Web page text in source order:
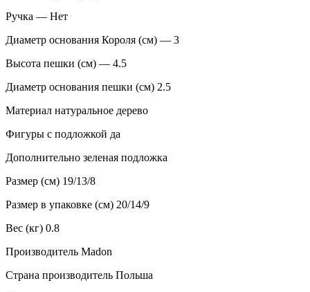
Ручка — Нет
Диаметр основания Короля (см) — 3
Высота пешки (см) — 4.5
Диаметр основания пешки (см) 2.5
Материал натуральное дерево
Фигуры с подложкой да
Дополнительно зеленая подложка
Размер (см) 19/13/8
Размер в упаковке (см) 20/14/9
Вес (кг) 0.8
Производитель Madon
Страна производитель Польша